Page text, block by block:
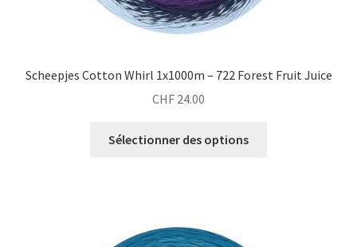
Scheepjes Cotton Whirl 1x1000m – 722 Forest Fruit Juice
CHF 24.00
Sélectionner des options